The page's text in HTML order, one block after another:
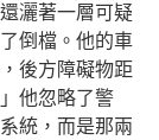
灑著一層可疑
倒檔。他的車
後方障礙物距
他忽略了警
統，而是那兩